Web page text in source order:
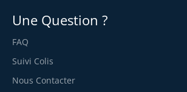
Une Question ?
FAQ
Suivi Colis
Nous Contacter